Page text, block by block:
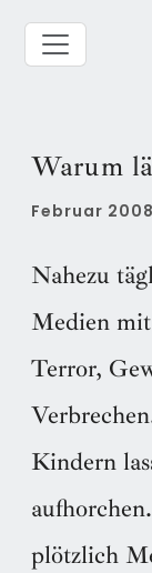
Warum
Februar 2008
Nahezu
Medien
Terror,
Kindern
plötzlich